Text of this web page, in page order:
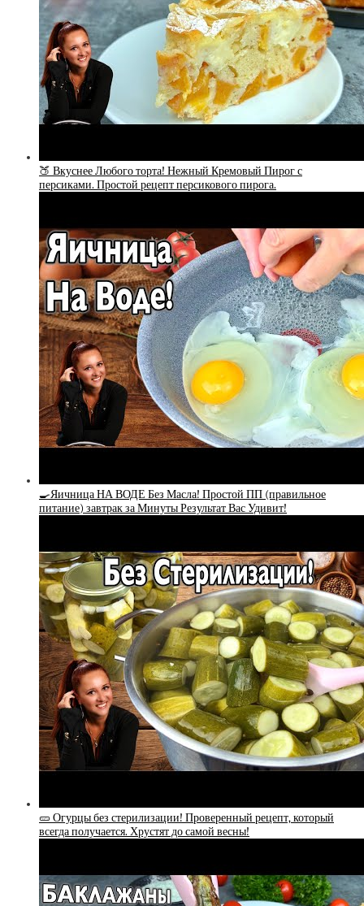
🍑 Вкуснее Любого торта! Нежный Кремовый Пирог с
персиками. Простой рецепт персикового пирога.
🍳Яичница НА ВОДЕ Без Масла! Простой ПП (правильное
питание) завтрак за Минуты Результат Вас Удивит!
🥒 Огурцы без стерилизации! Проверенный рецепт, который
всегда получается. Хрустят до самой весны!